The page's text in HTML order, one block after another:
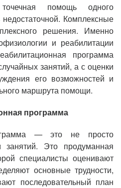
помощь одного
Комплексные
решения. Именно
и реабилитации
программа
занятий, а с оценки
его возможностей и
маршрута помощи.
программа
— это не просто
занятий. Это продуманная
специалисты оценивают
основные трудности,
последовательный план